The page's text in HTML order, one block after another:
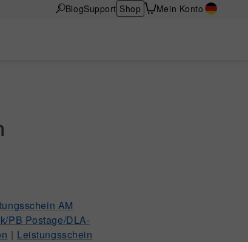
BlogSupport Shop Mein Konto
AM
PB Postage/DLA-
| Leistungsschein